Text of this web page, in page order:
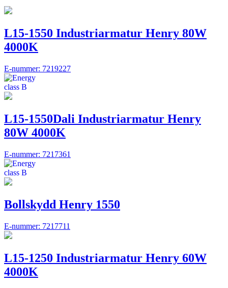
L15-1550 Industriarmatur Henry 80W
4000K
E-nummer: 7219227
L15-1550Dali Industriarmatur Henry
80W 4000K
E-nummer: 7217361
Bollskydd Henry 1550
E-nummer: 7217711
L15-1250 Industriarmatur Henry 60W
4000K